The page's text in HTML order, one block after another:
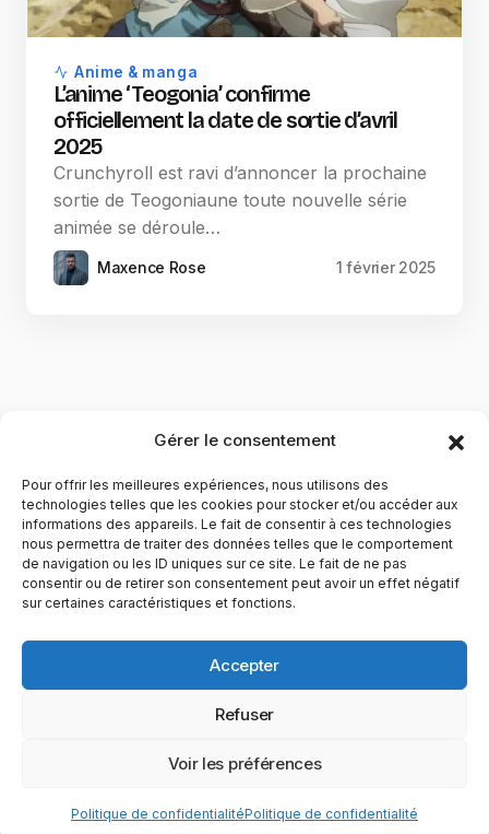
Gérer le consentement
Pour offrir les meilleures expériences, nous utilisons des
technologies telles que les cookies pour stocker et/ou accéder aux
informations des appareils. Le fait de consentir à ces technologies
nous permettra de traiter des données telles que le comportement
de navigation ou les ID uniques sur ce site. Le fait de ne pas
consentir ou de retirer son consentement peut avoir un effet négatif
sur certaines caractéristiques et fonctions.
Accepter
Refuser
Voir les préférences
Politique de confidentialitéPolitique de confidentialité
Anime & manga
L’anime ‘Teogonia’ confirme
officiellement la date de sortie d’avril
2025
Crunchyroll est ravi d’annoncer la prochaine
sortie de Teogoniaune toute nouvelle série
animée se déroule…
Maxence Rose 1 février 2025
YubiGeek est un média français dédié aux nouvelles
technologies, à la culture geek et au numérique. Fondé par
du web, du gaming et de la science, avec une approche
© 2025 YubiGeek. Tous droits réservés.